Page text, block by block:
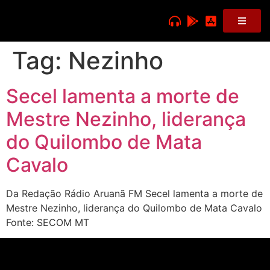
Tag: Nezinho
Secel lamenta a morte de
Mestre Nezinho, liderança
do Quilombo de Mata
Cavalo
Da Redação Rádio Aruanã FM Secel lamenta a morte de
Mestre Nezinho, liderança do Quilombo de Mata Cavalo
Fonte: SECOM MT